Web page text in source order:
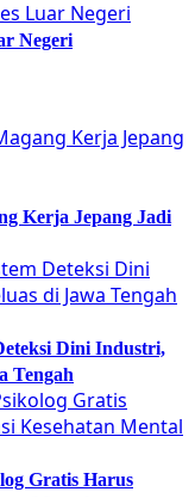
Negeri
Kerja Jepang Jadi
Dini Industri,
Tengah
Gratis Harus